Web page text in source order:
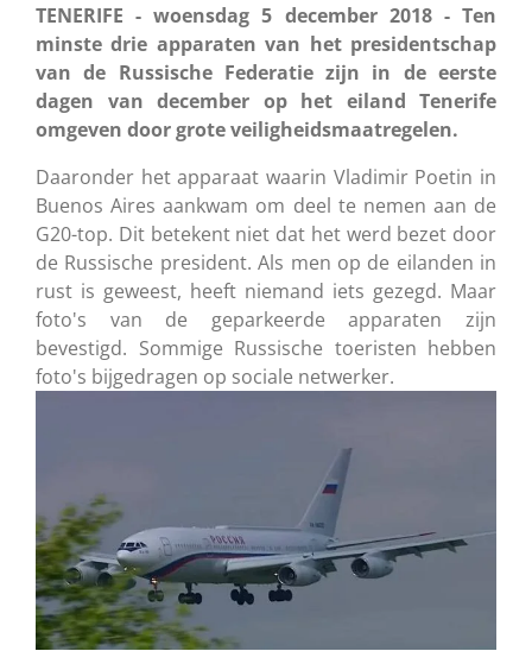
TENERIFE - woensdag 5 december 2018 - Ten
minste drie apparaten van het presidentschap
van de Russische Federatie zijn in de eerste
dagen van december op het eiland Tenerife
omgeven door grote veiligheidsmaatregelen.
Daaronder het apparaat waarin Vladimir Poetin in
Buenos Aires aankwam om deel te nemen aan de
G20-top. Dit betekent niet dat het werd bezet door
de Russische president. Als men op de eilanden in
rust is geweest, heeft niemand iets gezegd. Maar
foto's van de geparkeerde apparaten zijn
bevestigd. Sommige Russische toeristen hebben
foto's bijgedragen op sociale netwerker.